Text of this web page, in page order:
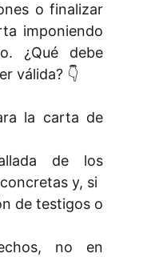
o finalizar
imponiendo
¿Qué debe
válida? 👇
la carta de
de los
y, si
de testigos o
no en